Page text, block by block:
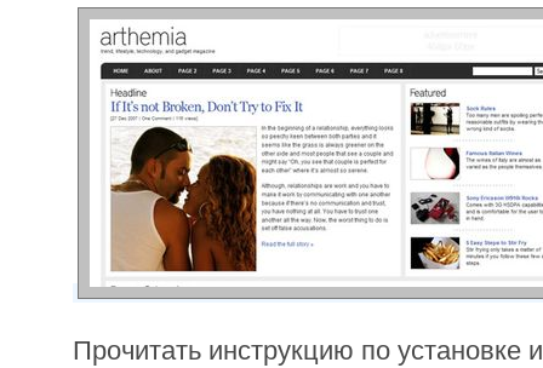
Прочитать инструкцию по установке